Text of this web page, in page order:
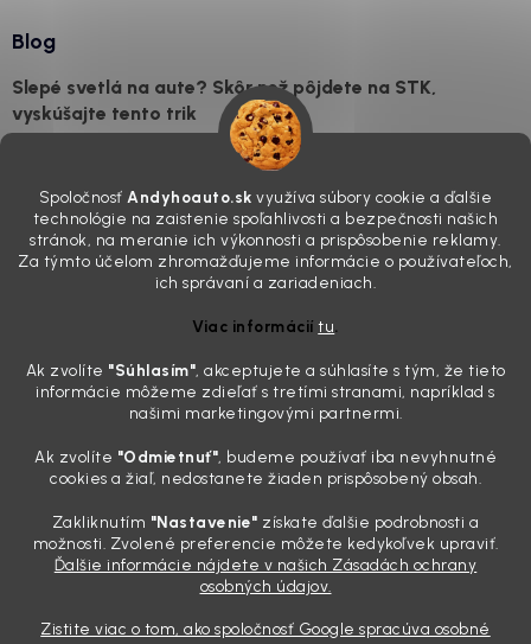
Spoločnosť Andyhoauto.sk využíva súbory cookie a ďalšie
technológie na zaistenie spoľahlivosti a bezpečnosti našich
stránok, na meranie ich výkonnosti a prispôsobenie reklamy.
Za týmto účelom zhromažďujeme informácie o používateľoch,
ich správaní a zariadeniach.
Viac informáciítu.
Ak zvolíte "Súhlasím", akceptujete a súhlasíte s tým, že tieto
informácie môžeme zdieľať s tretími stranami, napríklad s
našimi marketingovými partnermi.
Ak zvolíte "Odmietnuť", budeme používať iba nevyhnutné
cookies a žiaľ, nedostanete žiaden prispôsobený obsah.
Zakliknutím "Nastavenie" získate ďalšie podrobnosti a
možnosti. Zvolené preferencie môžete kedykoľvek upraviť.
Ďalšie informácie nájdete v našich Zásadách ochrany
osobných údajov.
Zistite viac o tom, ako spoločnosť Google spracúva osobné
Blog
Slepé svetlá na aute? Skôr než pôjdete na STK,
vyskúšajte tento trik
skutočnosti je? Často za to môžu práve „slepé“ svetlomety. Ten
mliečny, drsný povrch nie je len estetická vada. Keď slnko a soľ urobia
svoje, plexisklo začne svetlo rozptyľovať namiesto to...
Zabudnite na handru. Ak chcete mať auto naozaj čisté,
Poznáte ten moment. Vonku svieti slnko, vy sedíte v čerstvo
„upratanom“ aute, no pri pohľade na palubnú dosku vás ide poraziť. V
mriežkach ventilácie, okolo tlačidiel a v švíkoch sedačiek na vás stále
drzo pozerá prach. Handra ani vysávač tam jednodu...
Detailing nemusí stáť výplatu: 5 kúskov autokozmetiky,
31.7.2026
Sobotné ráno, káva v ruke a pred vami zaprášená kapota. Pre
niekoho nuda, pre nás najlepší relax. Lenže keď si v košíku spočítate